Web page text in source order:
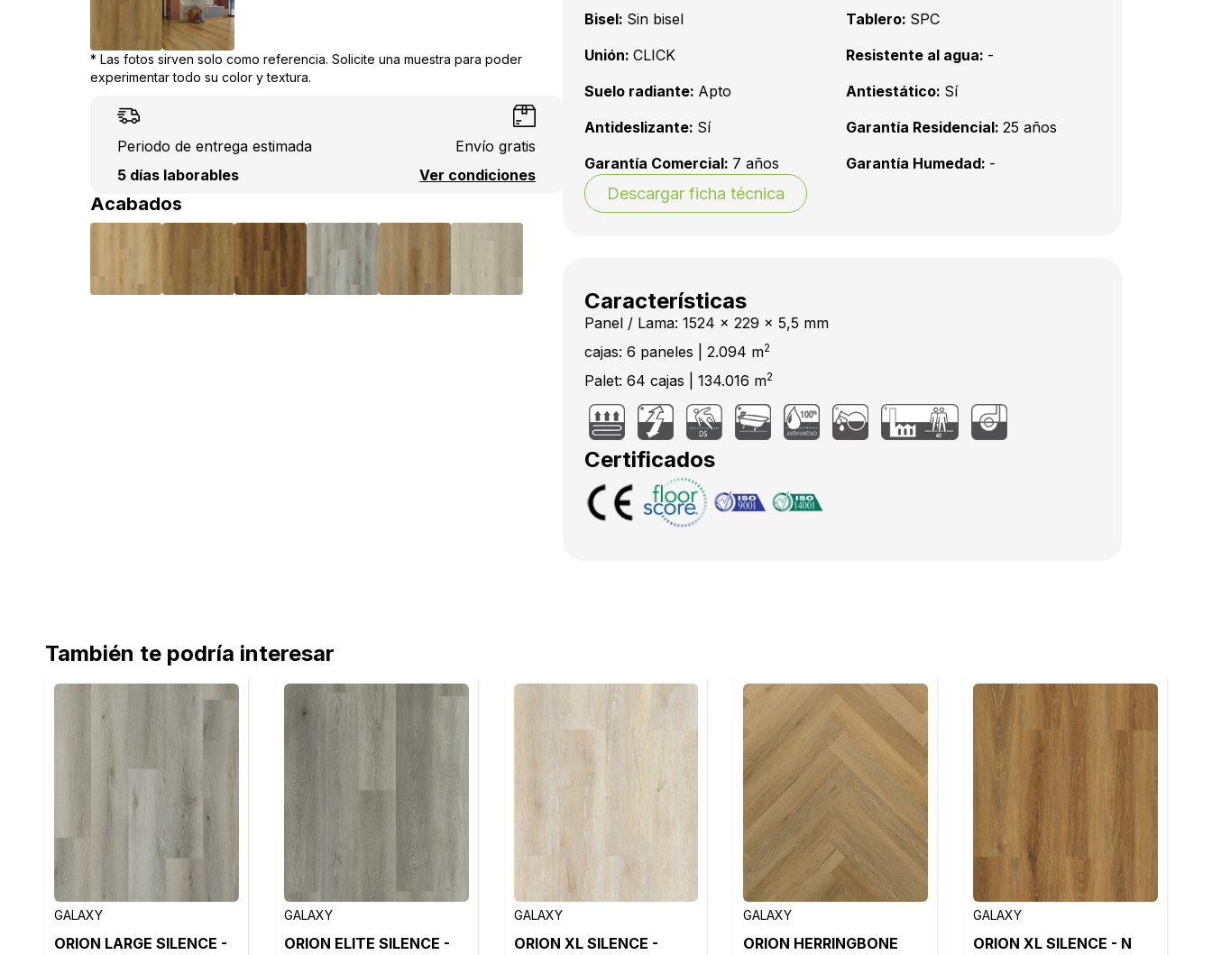
* Las fotos sirven solo como referencia. Solicite una muestra para poder
experimentar todo su color y textura.
Periodo de entrega estimada
5 días laborables
Envío gratis
Ver condiciones
Acabados
Bisel: Sin bisel Tablero: SPC
Unión: CLICK Resistente al agua: -
Suelo radiante: Apto Antiestático: Sí
Antideslizante: Sí Garantía Residencial: 25 años
Garantía Comercial: 7 años Garantía Humedad: -
Descargar ficha técnica
Características
Panel / Lama: 1524 x 229 x 5,5 mm
cajas: 6 paneles | 2.094 m2
Palet: 64 cajas | 134.016 m2
Certificados
También te podría interesar
GALAXY
ORION LARGE SILENCE -
GALAXY
ORION ELITE SILENCE -
GALAXY
ORION XL SILENCE -
GALAXY
ORION HERRINGBONE
GALAXY
ORION XL SILENCE - N